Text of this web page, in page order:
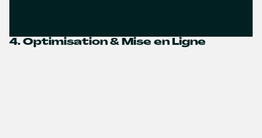
4. Optimisation & Mise en Ligne